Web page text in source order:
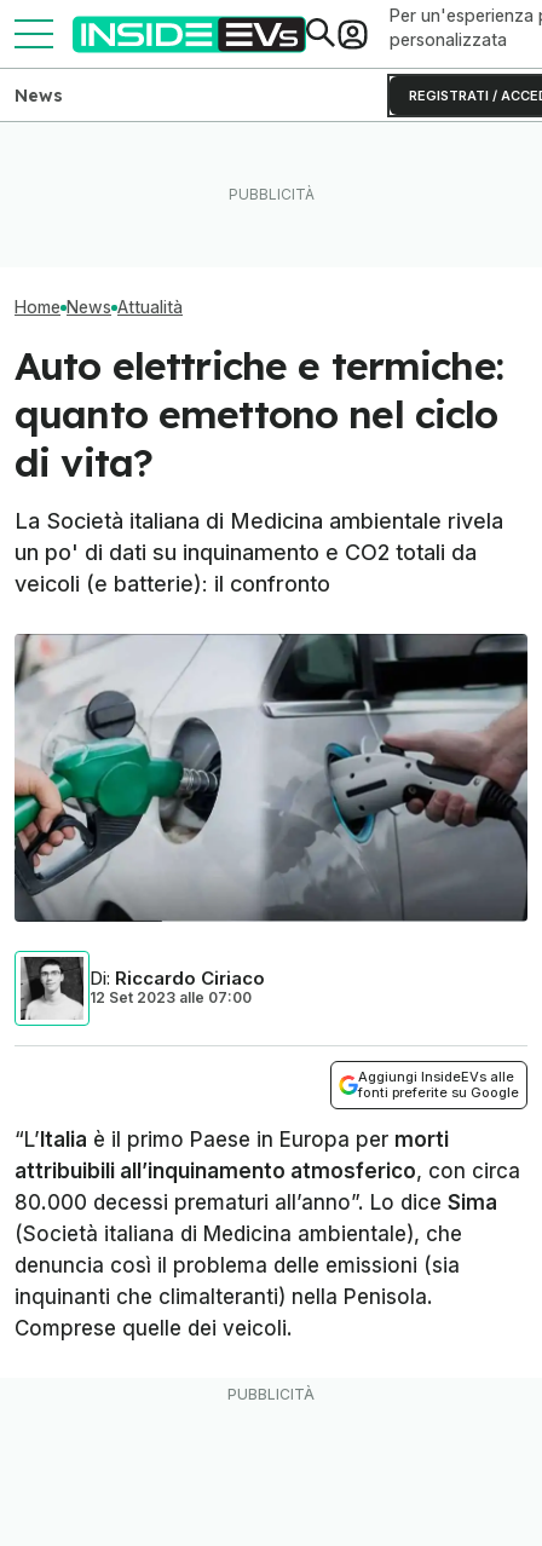
Per un'esperienza
personalizzata
REGISTRATI /
News
Home News Attualità
Auto elettriche e termiche:
quanto emettono nel ciclo
di vita?
La Società italiana di Medicina ambientale rivela
un po' di dati su inquinamento e CO2 totali da
veicoli (e batterie): il confronto
Di: Riccardo Ciriaco
12 Set 2023 alle 07:00
Aggiungi InsideEVs alle
fonti preferite su Google
“L’ Italia è il primo Paese in Europa per morti
attribuibili all’inquinamento atmosferico, con circa
80.000 decessi prematuri all’anno”. Lo dice Sima
(Società italiana di Medicina ambientale), che
denuncia così il problema delle emissioni (sia
inquinanti che climalteranti) nella Penisola.
Comprese quelle dei veicoli.